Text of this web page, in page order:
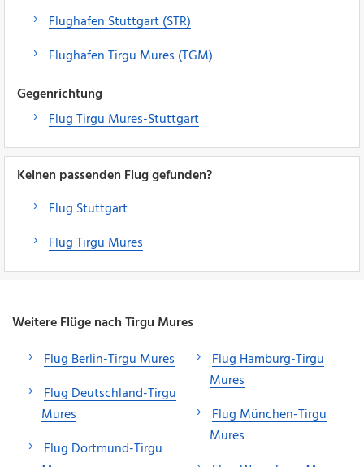
Flughafen Stuttgart (STR)
Flughafen Tirgu Mures (TGM)
Gegenrichtung
Flug Tirgu Mures-Stuttgart
Keinen passenden Flug gefunden?
Flug Stuttgart
Flug Tirgu Mures
Weitere Flüge nach Tirgu Mures
Flug Berlin-Tirgu Mures
Flug Deutschland-Tirgu
Mures
Flug Dortmund-Tirgu
Flug Hamburg-Tirgu
Mures
Flug München-Tirgu
Mures